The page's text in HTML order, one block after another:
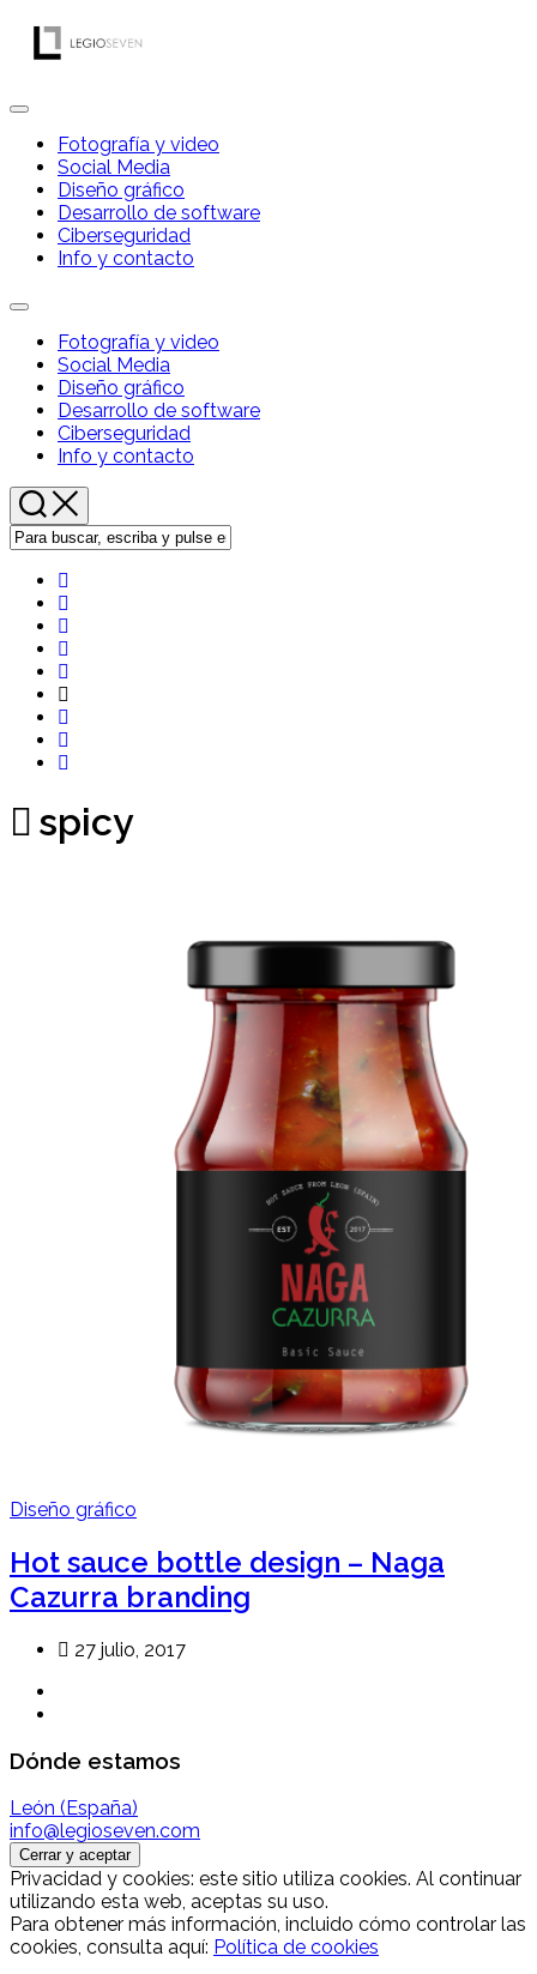
Saltar
Ampliar
menú
Fotografía y video
Social Media
Diseño gráfico
Desarrollo de software
Ciberseguridad
Info y contacto
Ampliar
menú
Fotografía y video
Social Media
Diseño gráfico
Desarrollo de software
Ciberseguridad
Info y contacto
spicy
Diseño gráfico
Hot sauce bottle design – Naga
Cazurra branding
27 julio, 2017
Dónde estamos
León (España)
info@legioseven.com
Privacidad y cookies: este sitio utiliza cookies. Al continuar
utilizando esta web, aceptas su uso.
Para obtener más información, incluido cómo controlar las
cookies, consulta aquí: Política de cookies